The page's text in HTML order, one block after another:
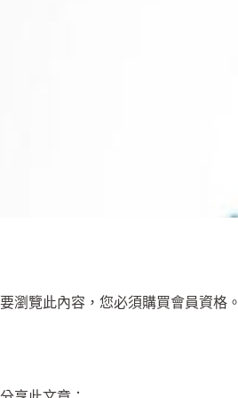
要瀏覽此內容，您必須購買會員資格。